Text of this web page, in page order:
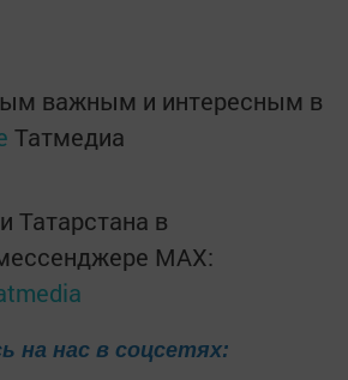
важным и интересным в
Татмедиа
Татарстана в
MАХ:
на нас в соцсетях: